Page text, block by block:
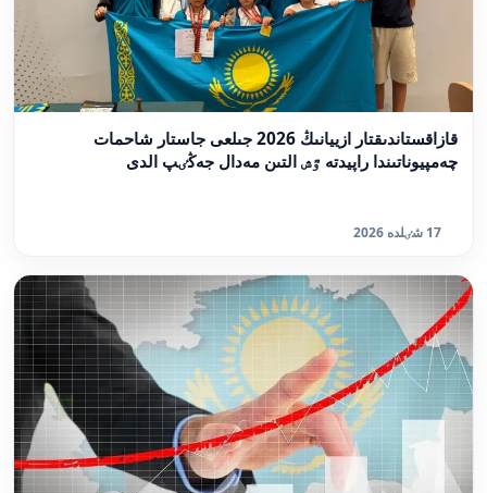
قازاقستاندىقتار ازييانىڭ 2026 جىلعى جاستار شاحمات
چەمپيوناتىندا راپيدتە ٷش التىن مەدال جەڭٸپ الدى
17 شٸلدە 2026